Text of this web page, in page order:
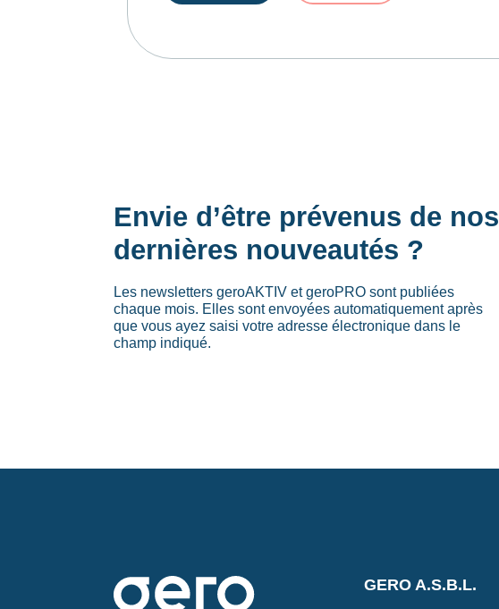
Envie d’être prévenus de nos
dernières nouveautés ?
Les newsletters geroAKTIV et geroPRO sont publiées
chaque mois. Elles sont envoyées automatiquement après
que vous ayez saisi votre adresse électronique dans le
champ indiqué.
GERO A.S.B.L.